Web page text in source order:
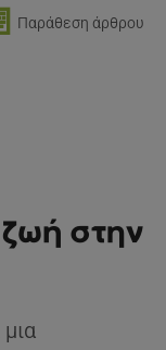
Παράθεση άρθρου
στην